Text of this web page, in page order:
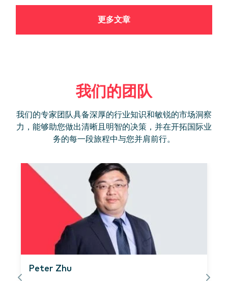
更多文章
我们的团队
我们的专家团队具备深厚的行业知识和敏锐的市场洞察
力，能够助您做出清晰且明智的决策，并在开拓国际业
务的每一段旅程中与您并肩前行。
Peter Zhu